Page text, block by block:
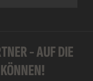
- AUF DIE